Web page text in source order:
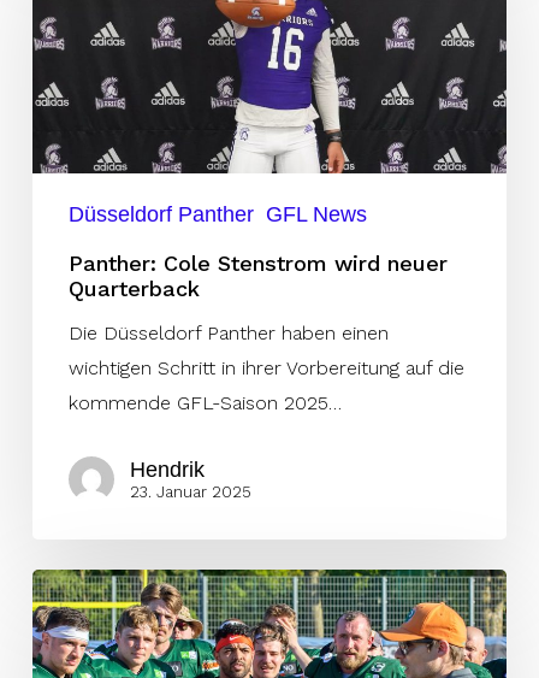
Stenstrom
wird
neuer
Düsseldorf Panther GFL News
Panther: Cole Stenstrom wird neuer
Quarterback
Die Düsseldorf Panther haben einen
wichtigen Schritt in ihrer Vorbereitung auf die
kommende GFL-Saison 2025…
Hendrik
23. Januar 2025
Kiel
Baltic
Hurricanes